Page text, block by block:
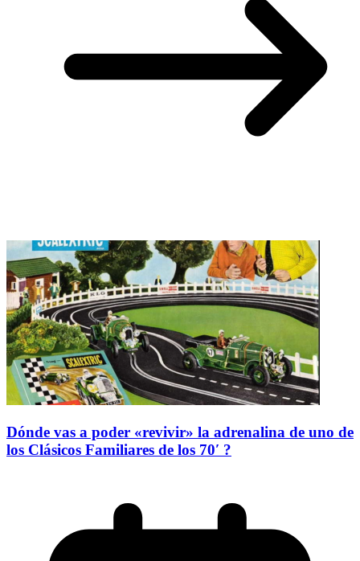
Dónde vas a poder «revivir» la adrenalina de uno de
los Clásicos Familiares de los 70′ ?